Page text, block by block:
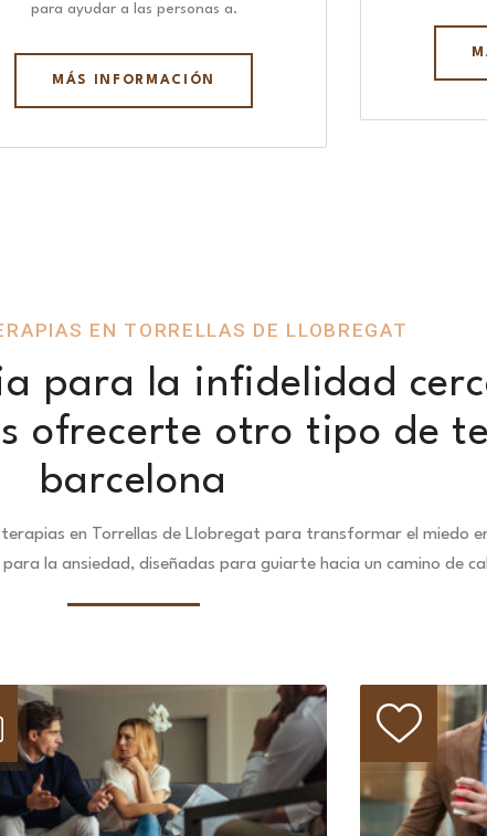
para ayudar a las personas a.
MÁS INFORMACIÓN
EN TORRELLAS DE LLOBREGAT
para la infidelidad
ofrecerte otro tipo de
barcelona
terapias en Torrellas de Llobregat para transformar el miedo
la ansiedad, diseñadas para guiarte hacia un camino de